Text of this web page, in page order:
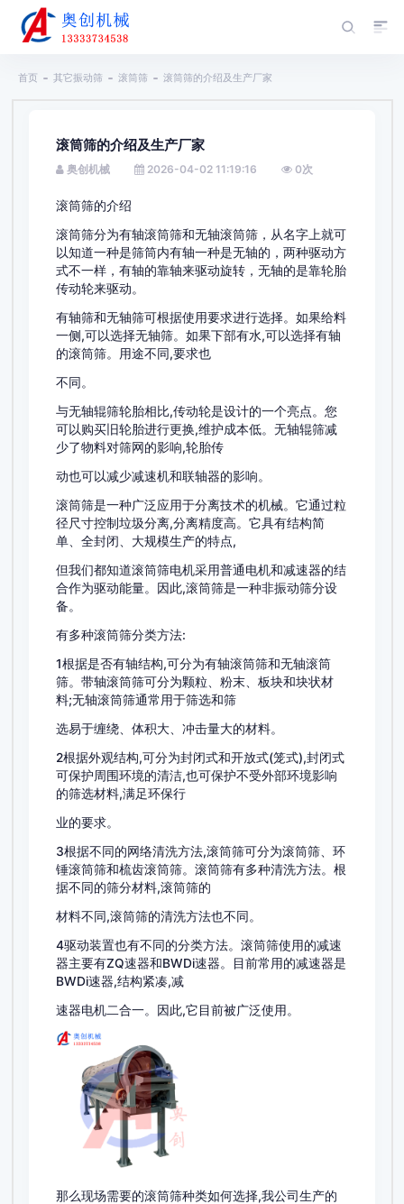
首页 其它振动筛 滚筒筛 滚筒筛的介绍及生产厂家
滚筒筛的介绍及生产厂家
奥创机械 2026-04-02 11:19:16 0次
滚筒筛的介绍
滚筒筛分为有轴滚筒筛和无轴滚筒筛，从名字上就可
以知道一种是筛筒内有轴一种是无轴的，两种驱动方
式不一样，有轴的靠轴来驱动旋转，无轴的是靠轮胎
传动轮来驱动。
有轴筛和无轴筛可根据使用要求进行选择。如果给料
一侧,可以选择无轴筛。如果下部有水,可以选择有轴
的滚筒筛。用途不同,要求也
不同。
与无轴辊筛轮胎相比,传动轮是设计的一个亮点。您
可以购买旧轮胎进行更换,维护成本低。无轴辊筛减
少了物料对筛网的影响,轮胎传
动也可以减少减速机和联轴器的影响。
滚筒筛是一种广泛应用于分离技术的机械。它通过粒
径尺寸控制垃圾分离,分离精度高。它具有结构简
单、全封闭、大规模生产的特点,
但我们都知道滚筒筛电机采用普通电机和减速器的结
合作为驱动能量。因此,滚筒筛是一种非振动筛分设
备。
有多种滚筒筛分类方法:
1根据是否有轴结构,可分为有轴滚筒筛和无轴滚筒
筛。带轴滚筒筛可分为颗粒、粉末、板块和块状材
料;无轴滚筒筛通常用于筛选和筛
选易于缠绕、体积大、冲击量大的材料。
2根据外观结构,可分为封闭式和开放式(笼式),封闭式
可保护周围环境的清洁,也可保护不受外部环境影响
的筛选材料,满足环保行
业的要求。
3根据不同的网络清洗方法,滚筒筛可分为滚筒筛、环
锤滚筒筛和梳齿滚筒筛。滚筒筛有多种清洗方法。根
据不同的筛分材料,滚筒筛的
材料不同,滚筒筛的清洗方法也不同。
4驱动装置也有不同的分类方法。滚筒筛使用的减速
器主要有ZQ速器和BWDi速器。目前常用的减速器是
BWDi速器,结构紧凑,减
速器电机二合一。因此,它目前被广泛使用。
那么现场需要的滚筒筛种类如何选择,我公司生产的